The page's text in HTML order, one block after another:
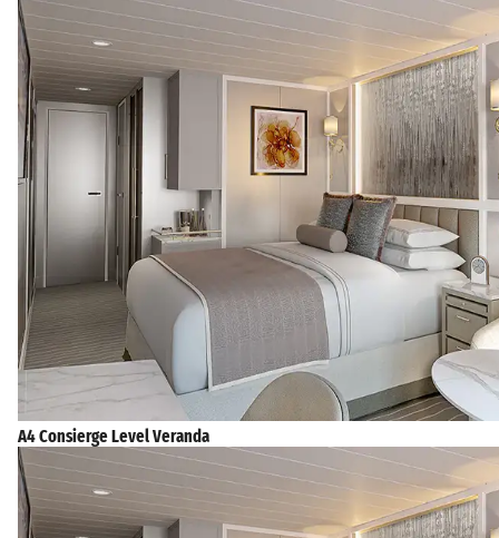
A4 Consierge Level Veranda